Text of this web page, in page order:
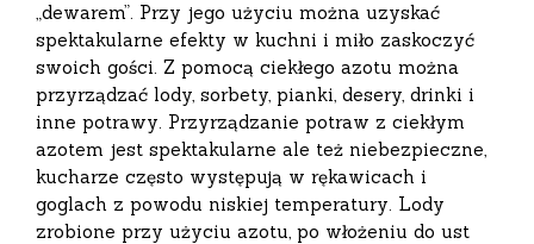
„dewarem”. Przy jego użyciu można uzyskać
spektakularne efekty w kuchni i miło zaskoczyć
swoich gości. Z pomocą ciekłego azotu można
przyrządzać lody, sorbety, pianki, desery, drinki i
inne potrawy. Przyrządzanie potraw z ciekłym
azotem jest spektakularne ale też niebezpieczne,
kucharze często występują w rękawicach i
goglach z powodu niskiej temperatury. Lody
zrobione przy użyciu azotu, po włożeniu do ust